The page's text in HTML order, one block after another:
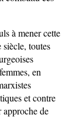
à mener cette
toutes
en
et contre
approche de